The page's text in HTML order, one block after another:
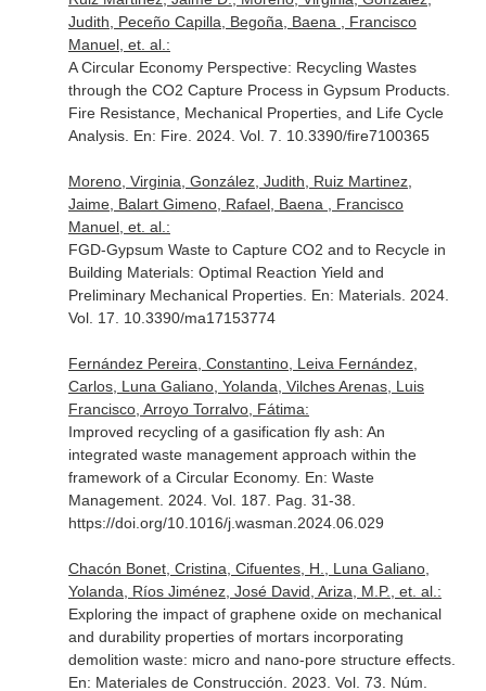
Judith, Peceño Capilla, Begoña, Baena , Francisco
Manuel, et. al.:
A Circular Economy Perspective: Recycling Wastes
through the CO2 Capture Process in Gypsum Products.
Fire Resistance, Mechanical Properties, and Life Cycle
Analysis. En: Fire. 2024. Vol. 7. 10.3390/fire7100365
Moreno, Virginia, González, Judith, Ruiz Martinez,
Jaime, Balart Gimeno, Rafael, Baena , Francisco
Manuel, et. al.:
FGD-Gypsum Waste to Capture CO2 and to Recycle in
Building Materials: Optimal Reaction Yield and
Preliminary Mechanical Properties. En: Materials. 2024.
Vol. 17. 10.3390/ma17153774
Fernández Pereira, Constantino, Leiva Fernández,
Carlos, Luna Galiano, Yolanda, Vilches Arenas, Luis
Francisco, Arroyo Torralvo, Fátima:
Improved recycling of a gasification fly ash: An
integrated waste management approach within the
framework of a Circular Economy. En: Waste
Management. 2024. Vol. 187. Pag. 31-38.
https://doi.org/10.1016/j.wasman.2024.06.029
Chacón Bonet, Cristina, Cifuentes, H., Luna Galiano,
Yolanda, Ríos Jiménez, José David, Ariza, M.P., et. al.:
Exploring the impact of graphene oxide on mechanical
and durability properties of mortars incorporating
demolition waste: micro and nano-pore structure effects.
En: Materiales de Construcción . 2023. Vol. 73. Núm.